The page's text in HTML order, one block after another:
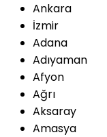
Ankara
İzmir
Adana
Adıyaman
Afyon
Ağrı
Aksaray
Amasya